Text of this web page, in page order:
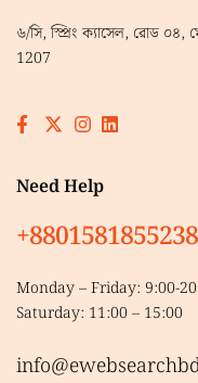
৬/সি, স্প্রিং ক্যাসেল, রোড ০৪,
1207
Need Help
+8801581855238
Monday – Friday: 9:00-
Saturday: 11:00 – 15:00